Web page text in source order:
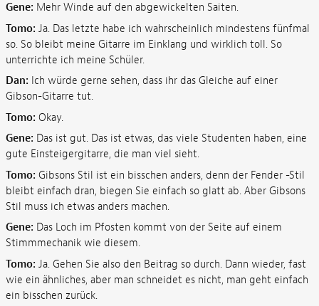
Gene: Mehr Winde auf den abgewickelten Saiten.
Tomo: Ja. Das letzte habe ich wahrscheinlich mindestens fünfmal
so. So bleibt meine Gitarre im Einklang und wirklich toll. So
unterrichte ich meine Schüler.
Dan: Ich würde gerne sehen, dass ihr das Gleiche auf einer
Gibson-Gitarre tut.
Tomo: Okay.
Gene: Das ist gut. Das ist etwas, das viele Studenten haben, eine
gute Einsteigergitarre, die man viel sieht.
Tomo: Gibsons Stil ist ein bisschen anders, denn der Fender -Stil
bleibt einfach dran, biegen Sie einfach so glatt ab. Aber Gibsons
Stil muss ich etwas anders machen.
Gene: Das Loch im Pfosten kommt von der Seite auf einem
Stimmmechanik wie diesem.
Tomo: Ja. Gehen Sie also den Beitrag so durch. Dann wieder, fast
wie ein ähnliches, aber man schneidet es nicht, man geht einfach
ein bisschen zurück.